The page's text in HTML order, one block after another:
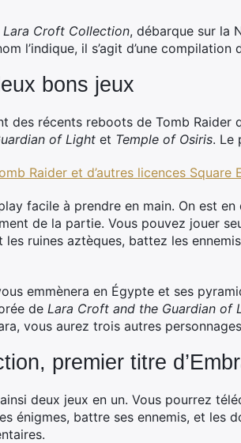
Lara Croft Collection, débarque sur la
l’indique, il s’agit d’une
bons jeux
des récents reboots de Tomb Raider
of Light et Temple of Osiris. Le
Raider et d’autres licences Square
facile à prendre en main. On est
de la partie. Vous pouvez jouer
ruines aztèques, battez les
emmènera en Égypte et ses
de Lara Croft and the Guardian of
vous aurez trois autres
premier titre
deux jeux en un. Vous pourrez
énigmes, battre ses ennemis, et les